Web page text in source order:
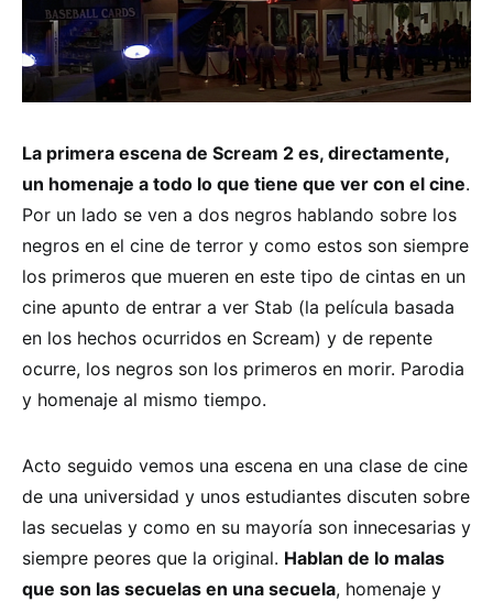
La primera escena de Scream 2 es, directamente,
un homenaje a todo lo que tiene que ver con el cine.
Por un lado se ven a dos negros hablando sobre los
negros en el cine de terror y como estos son siempre
los primeros que mueren en este tipo de cintas en un
cine apunto de entrar a ver Stab (la película basada
en los hechos ocurridos en Scream) y de repente
ocurre, los negros son los primeros en morir. Parodia
y homenaje al mismo tiempo.
Acto seguido vemos una escena en una clase de cine
de una universidad y unos estudiantes discuten sobre
las secuelas y como en su mayoría son innecesarias y
siempre peores que la original. Hablan de lo malas
que son las secuelas en una secuela, homenaje y